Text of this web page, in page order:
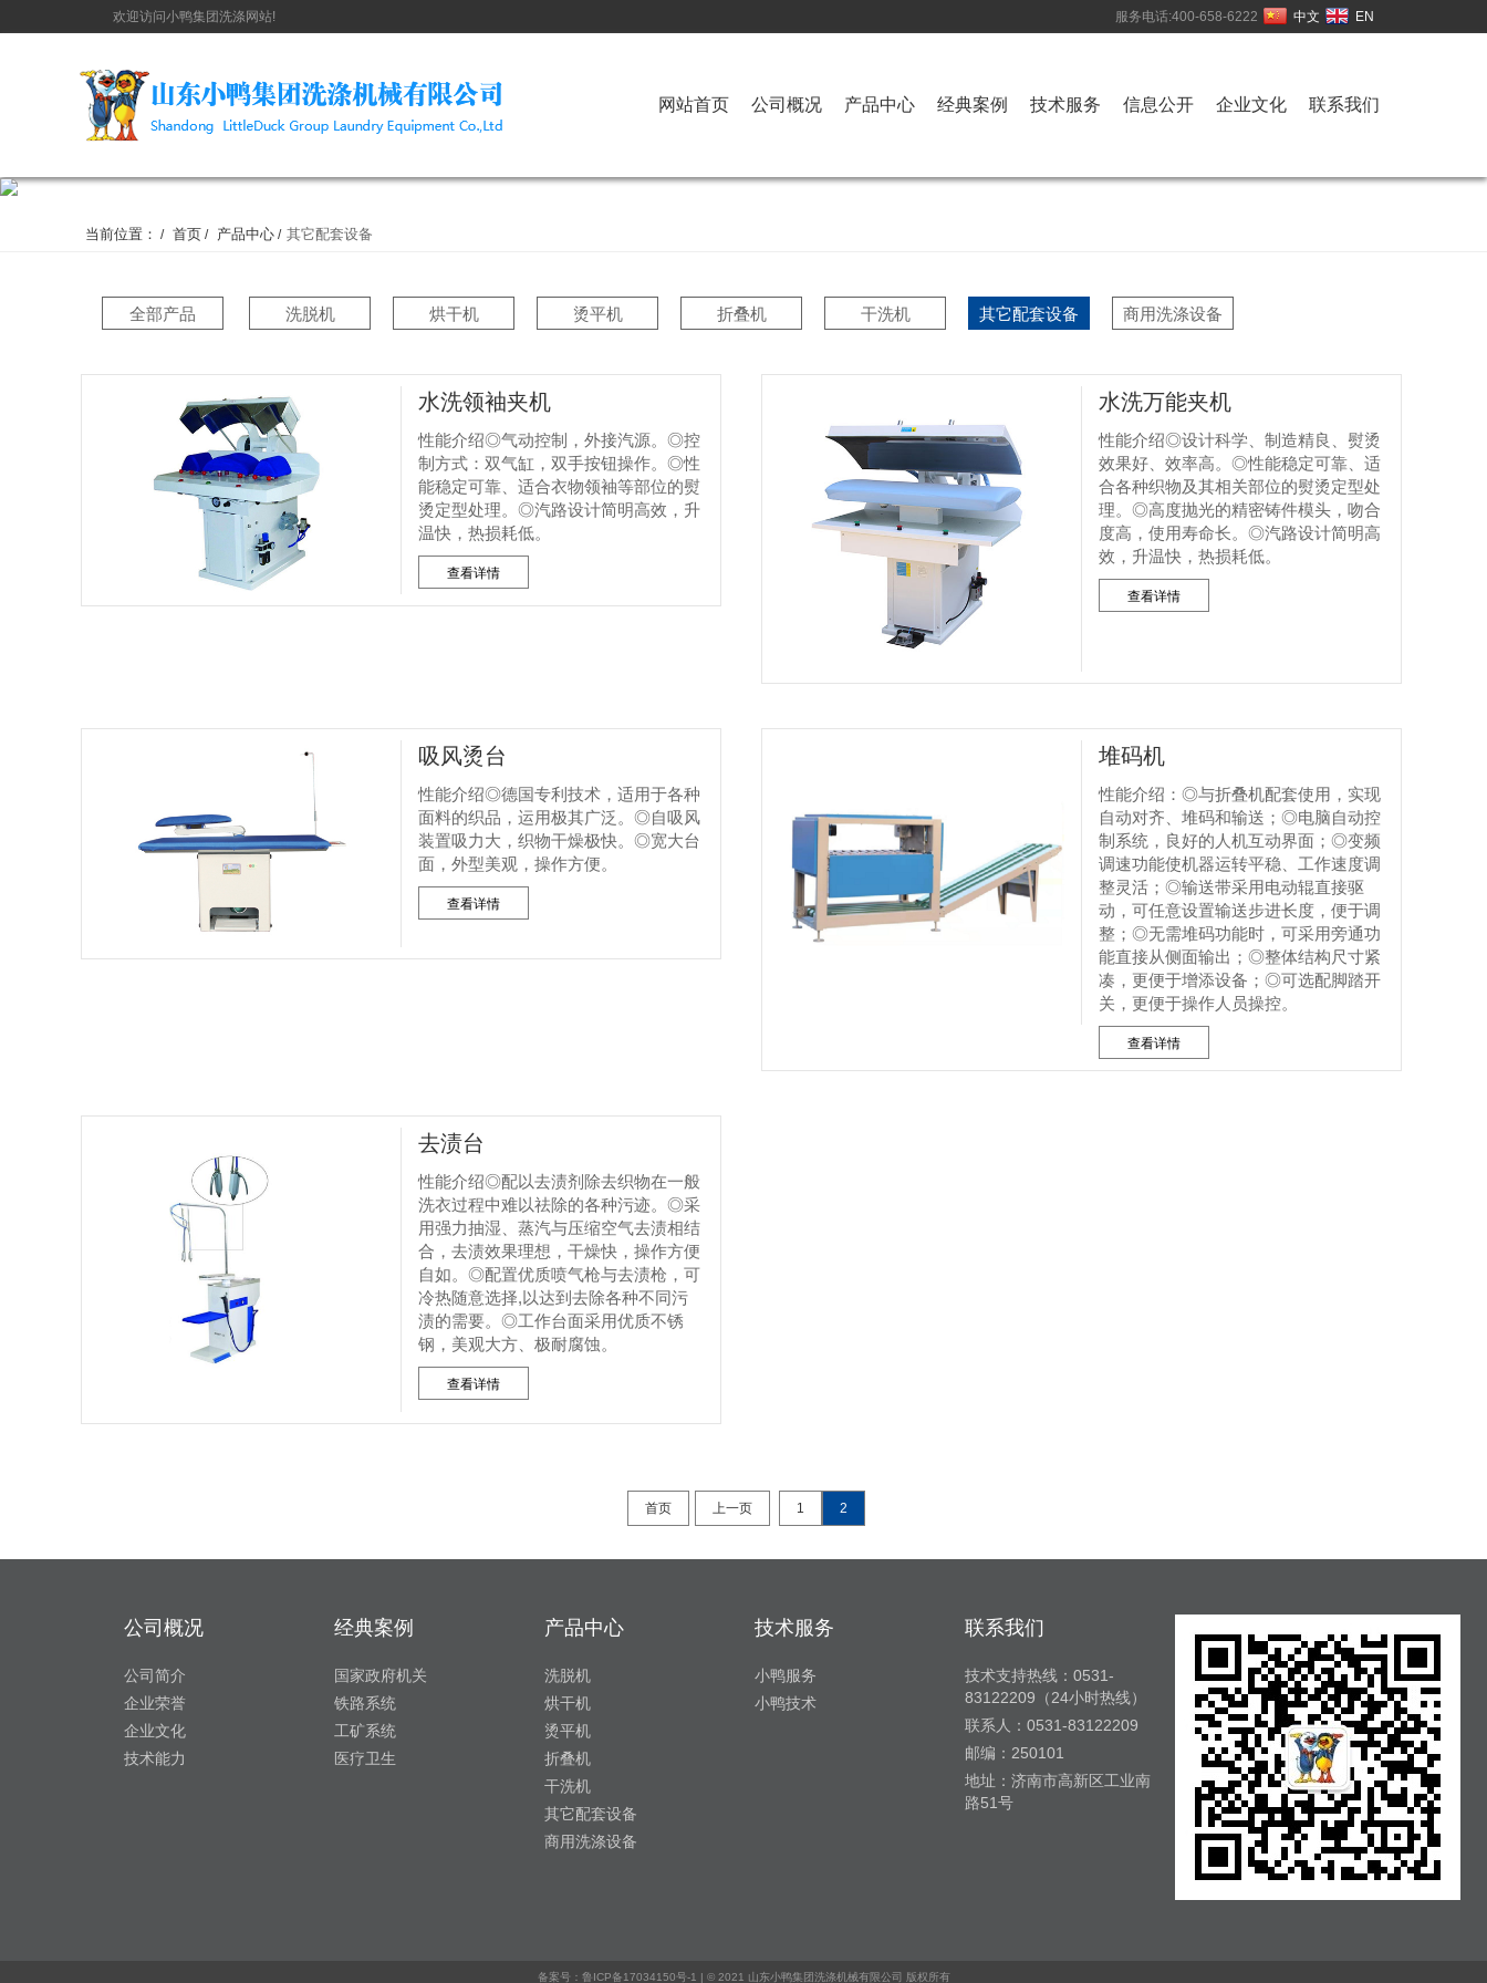
欢迎访问小鸭集团洗涤网站! 中文 EN
服务电话:400-658-6222
网站首页 公司概况 产品中心 经典案例 技术服务 信息公开 企业文化 联系我们
当前位置： / 首页 / 产品中心 / 其它配套设备
全部产品 洗脱机 烘干机 烫平机 折叠机 干洗机 其它配套设备 商用洗涤设备
水洗领袖夹机
性能介绍◎气动控制，外接汽源。◎控
制方式：双气缸，双手按钮操作。◎性
能稳定可靠、适合衣物领袖等部位的熨
烫定型处理。◎汽路设计简明高效，升
温快，热损耗低。
查看详情
水洗万能夹机
性能介绍◎设计科学、制造精良、熨烫
效果好、效率高。◎性能稳定可靠、适
合各种织物及其相关部位的熨烫定型处
理。◎高度抛光的精密铸件模头，吻合
度高，使用寿命长。◎汽路设计简明高
效，升温快，热损耗低。
查看详情
吸风烫台
性能介绍◎德国专利技术，适用于各种
面料的织品，运用极其广泛。◎自吸风
装置吸力大，织物干燥极快。◎宽大台
面，外型美观，操作方便。
查看详情
堆码机
性能介绍：◎与折叠机配套使用，实现
自动对齐、堆码和输送；◎电脑自动控
制系统，良好的人机互动界面；◎变频
调速功能使机器运转平稳、工作速度调
整灵活；◎输送带采用电动辊直接驱
动，可任意设置输送步进长度，便于调
整；◎无需堆码功能时，可采用旁通功
能直接从侧面输出；◎整体结构尺寸紧
凑，更便于增添设备；◎可选配脚踏开
关，更便于操作人员操控。
查看详情
去渍台
性能介绍◎配以去渍剂除去织物在一般
洗衣过程中难以祛除的各种污迹。◎采
用强力抽湿、蒸汽与压缩空气去渍相结
合，去渍效果理想，干燥快，操作方便
自如。◎配置优质喷气枪与去渍枪，可
冷热随意选择,以达到去除各种不同污
渍的需要。◎工作台面采用优质不锈
钢，美观大方、极耐腐蚀。
查看详情
首页 上一页 1 2
公司概况
公司简介
企业荣誉
企业文化
技术能力
经典案例
国家政府机关
铁路系统
工矿系统
医疗卫生
产品中心
洗脱机
烘干机
烫平机
折叠机
干洗机
其它配套设备
商用洗涤设备
技术服务
小鸭服务
小鸭技术
联系我们
技术支持热线：0531-
83122209（24小时热线）
联系人：0531-83122209
邮编：250101
地址：济南市高新区工业南
路51号
备案号：鲁ICP备17034150号-1 | © 2021 山东小鸭集团洗涤机械有限公司 版权所有